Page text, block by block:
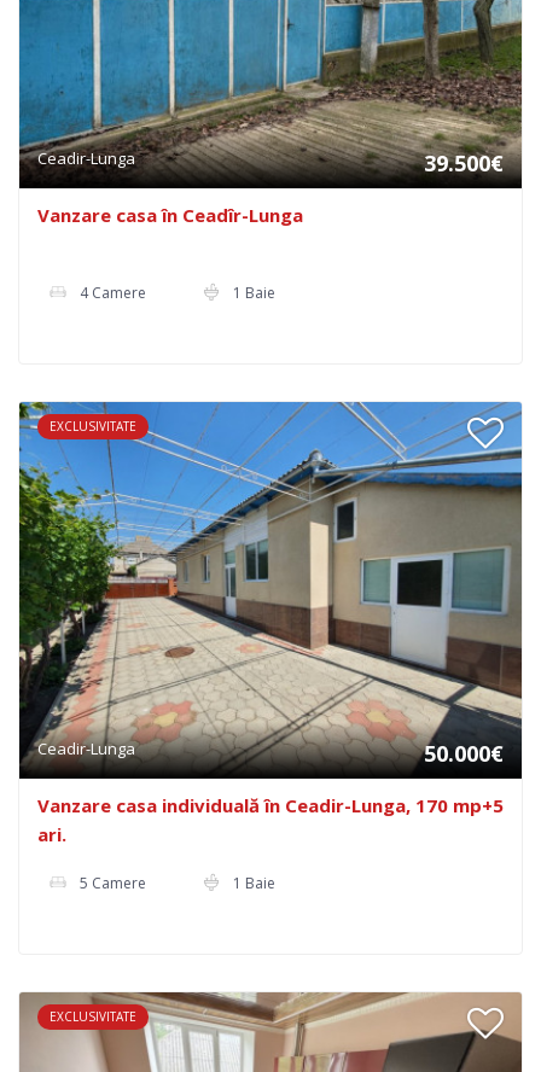
Ceadir-Lunga 39.500€
Vanzare casa în Ceadîr-Lunga
4 Camere 1 Baie
EXCLUSIVITATE
Ceadir-Lunga 50.000€
Vanzare casa individuală în Ceadir-Lunga, 170 mp+5
ari.
5 Camere 1 Baie
EXCLUSIVITATE